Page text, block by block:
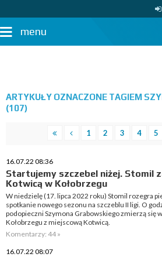
menu
ARTYKUŁY OZNACZONE TAGIEM
(107)
1 2 3 4 5
16.07.22 08:36
Startujemy szczebel niżej. Stomil
Kotwicą w Kołobrzegu
W niedzielę (17. lipca 2022 roku) Stomil rozegra
spotkanie nowego sezonu na szczeblu II ligi. O
podopieczni Szymona Grabowskiego zmierzą się w
Kołobrzegu z miejscową Kotwicą.
Komentarzy: 44 »
16.07.22 08:07